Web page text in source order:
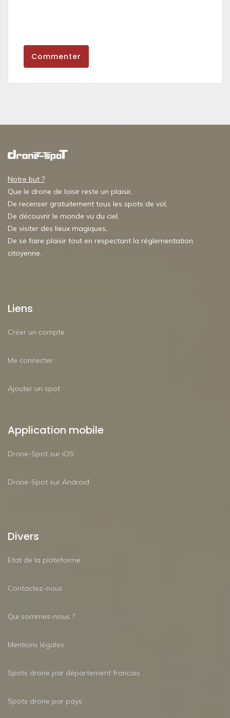
Commenter
Notre but ?
Que le drone de loisir reste un plaisir,
De recenser gratuitement tous les spots de vol,
De découvrir le monde vu du ciel,
De visiter des lieux magiques,
De se faire plaisir tout en respectant la réglementation
citoyenne.
Liens
Créer un compte
Me connecter
Ajouter un spot
Application mobile
Drone-Spot sur iOS
Drone-Spot sur Android
Divers
Etat de la plateforme
Contactez-nous
Qui sommes-nous ?
Mentions légales
Spots drone par département francais
Spots drone par pays